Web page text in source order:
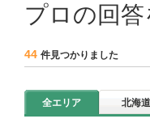
プロの回
44 件見つかりました
全エリア 北海道